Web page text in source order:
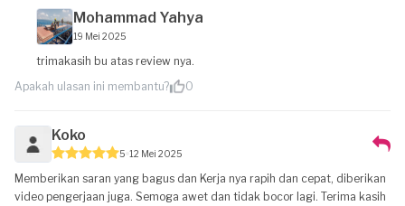
Mohammad Yahya
19 Mei 2025
trimakasih bu atas review nya.
Apakah ulasan ini membantu?
0
Koko
5 12 Mei 2025
Memberikan saran yang bagus dan Kerja nya rapih dan cepat, diberikan
video pengerjaan juga. Semoga awet dan tidak bocor lagi. Terima kasih